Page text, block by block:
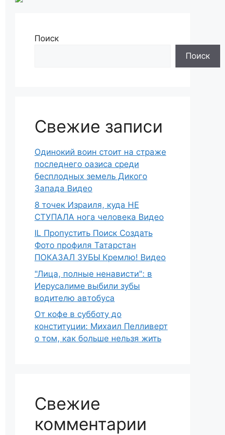
Поиск
Поиск
Свежие записи
Одинокий воин стоит на страже
последнего оазиса среди
бесплодных земель Дикого
Запада Видео
8 точек Израиля, куда НЕ
СТУПАЛА нога человека Видео
IL Пропустить Поиск Создать
Фото профиля Татарстан
ПОКАЗАЛ ЗУБЫ Кремлю! Видео
"Лица, полные ненависти": в
Иерусалиме выбили зубы
водителю автобуса
От кофе в субботу до
конституции: Михаил Пелливерт
о том, как больше нельзя жить
Свежие
комментарии